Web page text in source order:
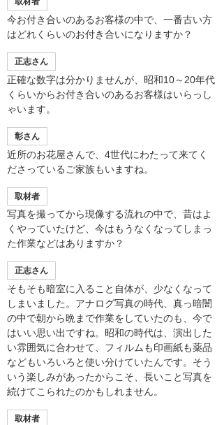
今お付き合いのあるお客様の中で、一番古い方
はどれくらいのお付き合いになりますか？
正志さん
正確な数字は分かりませんが、昭和10～20年代
くらいからお付き合いのあるお客様はいらっし
ゃいます。
彰さん
近所のお花屋さんで、4世代にわたって来てく
ださっているご家族もいますね。
取材者
写真を撮ってから現像する流れの中で、昔はよ
くやっていたけど、今はもうなくなってしまっ
た作業などはありますか？
正志さん
そもそも暗室に入ること自体が、少なくなって
しまいました。アナログ写真の時代、真っ暗闇
の中で朝から晩まで作業をしていたのも、今で
はいい思い出ですね。昭和の時代は、演出した
い雰囲気に合わせて、フィルムも印画紙も薬品
などもいろいろと使い分けていたんです。そう
いう楽しみがあったからこそ、長いこと写真を
続けてこられたのかもしれません。
取材者